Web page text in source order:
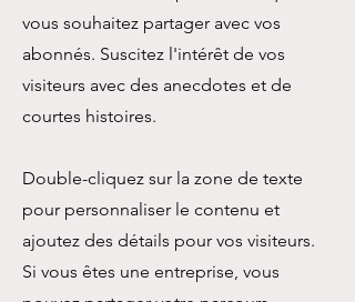
vous souhaitez partager avec vos
abonnés. Suscitez l'intérêt de vos
visiteurs avec des anecdotes et de
courtes histoires. ​
Double-cliquez sur la zone de texte
pour personnaliser le contenu et
ajoutez des détails pour vos visiteurs.
Si vous êtes une entreprise, vous